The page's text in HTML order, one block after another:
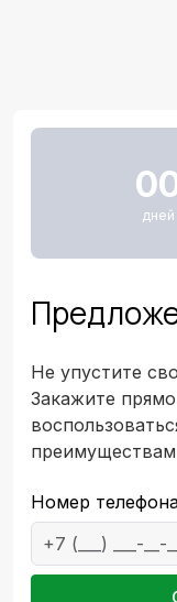
Не упустите
Закажите
Номер
дней